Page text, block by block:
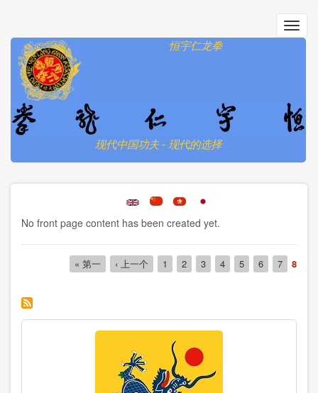
恒宇仁龙拳
现代中国功夫 - 现代的选择
No front page content has been created yet.
First
page
« 第一
前
一
‹ 上一个
页
面
1
页
面
2
页
面
3
页
面
4
页
面
5
页
面
6
页
面
7
当
8